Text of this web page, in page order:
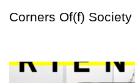
Corners Of(f) Society